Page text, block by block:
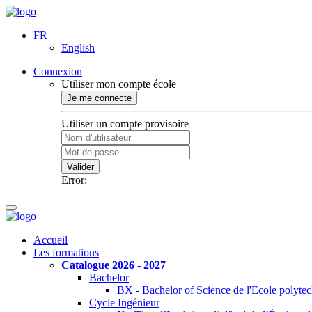
FR
English
Connexion
Utiliser mon compte école
Je me connecte
Utiliser un compte provisoire
Valider
Error:
Accueil
Les formations
Catalogue 2026 - 2027
Bachelor
BX - Bachelor of Science de l'Ecole
Cycle Ingénieur